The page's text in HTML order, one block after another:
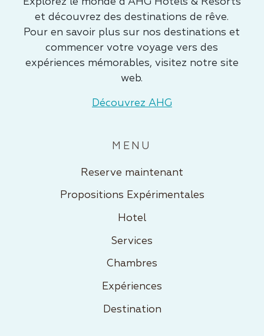
et découvrez des destinations de rêve.
Pour en savoir plus sur nos destinations et
commencer votre voyage vers des
expériences mémorables, visitez notre site
web.
Découvrez AHG
MENU
Reserve maintenant
Propositions Expérimentales
Hotel
Services
Chambres
Expériences
Destination